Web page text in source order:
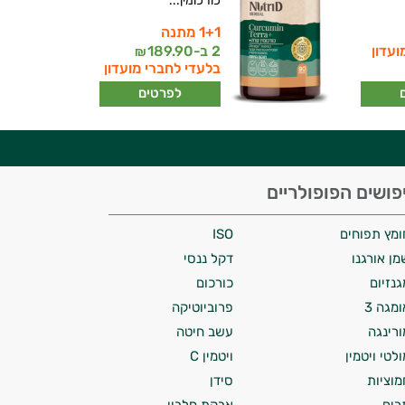
1+1 מתנה
2 ב-
189.90
₪
בלעדי לחברי מועדון
לפרטים
הפופולריים
תפוחים
ISO
אורגנו
דקל ננסי
כורכום
3
פרוביוטיקה
עשב חיטה
ויטמין
ויטמין C
סידן